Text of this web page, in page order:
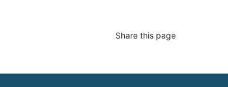
Share this page